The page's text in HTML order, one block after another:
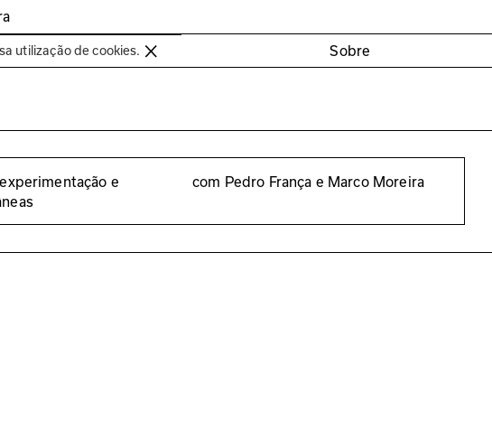
Bienal de Coimbra Sobre
utilização de cookies.
e
com Pedro França e Marco Moreira